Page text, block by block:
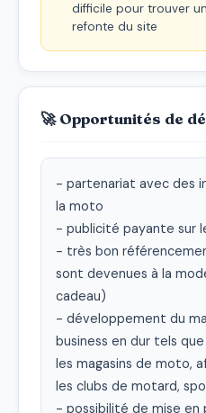
difficile pour trouver
refonte du site
🚀 Opportunités de
- partenariat avec des
la moto
- publicité payante sur
- très bon
sont devenues à la
cadeau)
- développement du
business en dur tels
les magasins de moto,
les clubs de motard,
- possibilité de mise en